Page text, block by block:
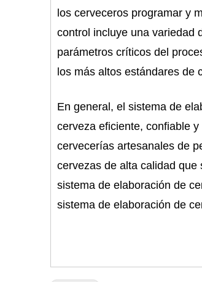
los cerveceros programar y
control incluye una variedad
parámetros críticos del
los más altos estándares de
En general, el sistema de
cerveza eficiente, confiable
cervecerías artesanales de
cervezas de alta calidad
sistema de elaboración de
sistema de elaboración de